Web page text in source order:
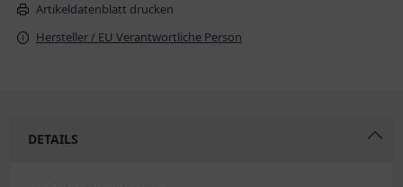
Artikeldatenblatt drucken
Hersteller / EU Verantwortliche Person
DETAILS